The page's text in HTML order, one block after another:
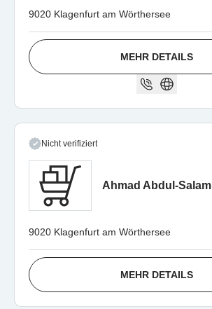
9020 Klagenfurt am Wörthersee
MEHR DETAILS
Nicht verifiziert
Ahmad Abdul-Salam
9020 Klagenfurt am Wörthersee
MEHR DETAILS